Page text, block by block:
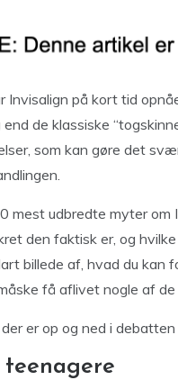
Invisalign på kort tid
de klassiske
som kan gøre det
mest udbredte myter om
den faktisk er, og
billede af, hvad du kan
få aflivet nogle af
er op og ned i debatten